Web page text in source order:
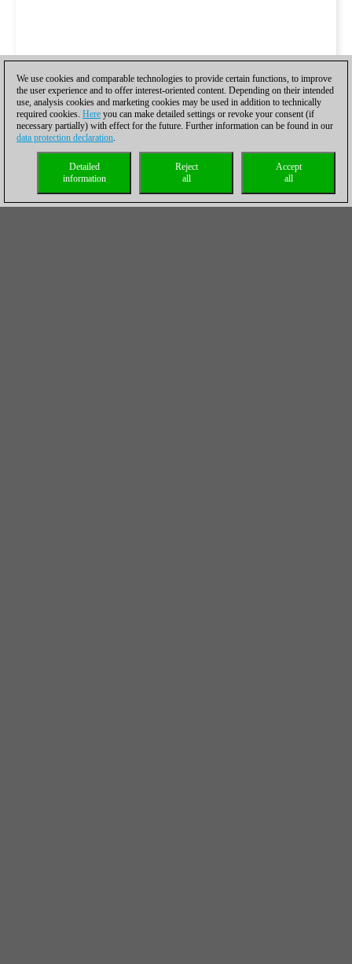
We use cookies and comparable technologies to provide certain functions, to improve
the user experience and to offer interest-oriented content. Depending on their intended
use, analysis cookies and marketing cookies may be used in addition to technically
required cookies. Here you can make detailed settings or revoke your consent (if
necessary partially) with effect for the future. Further information can be found in our
data protection declaration.
Accept
all
Reject
all
Detailed
information